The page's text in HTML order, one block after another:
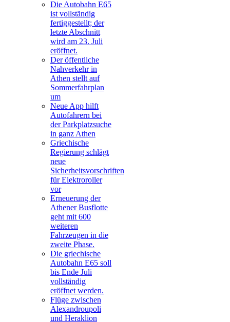
Die Autobahn E65
ist vollständig
fertiggestellt; der
letzte Abschnitt
wird am 23. Juli
eröffnet.
Der öffentliche
Nahverkehr in
Athen stellt auf
Sommerfahrplan
um
Neue App hilft
Autofahrern bei
der Parkplatzsuche
in ganz Athen
Griechische
Regierung schlägt
neue
Sicherheitsvorschriften
für Elektroroller
vor
Erneuerung der
Athener Busflotte
geht mit 600
weiteren
Fahrzeugen in die
zweite Phase.
Die griechische
Autobahn E65 soll
bis Ende Juli
vollständig
eröffnet werden.
Flüge zwischen
Alexandroupoli
und Heraklion